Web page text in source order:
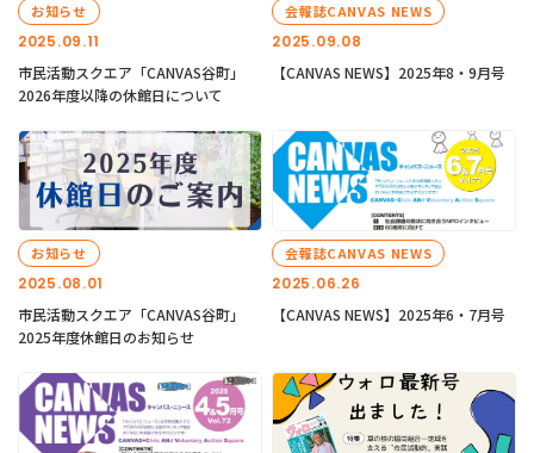
2025.09.11
お知らせ
市民活動スクエア「CANVAS谷町」
2026年度以降の休館日について
2025.09.08
会報誌CANVAS NEWS
【CANVAS NEWS】2025年8・9月号
2025.08.01
お知らせ
市民活動スクエア「CANVAS谷町」
2025年度休館日のお知らせ
2025.06.26
会報誌CANVAS NEWS
【CANVAS NEWS】2025年6・7月号